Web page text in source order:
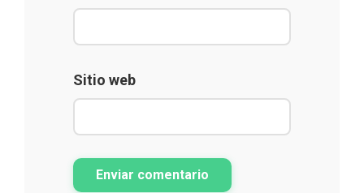
Sitio web
Enviar comentario